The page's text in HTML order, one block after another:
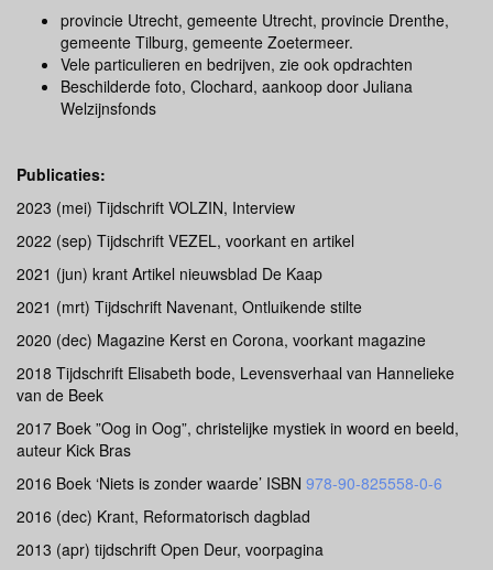
provincie Utrecht, gemeente Utrecht, provincie Drenthe,
gemeente Tilburg, gemeente Zoetermeer.
Vele particulieren en bedrijven, zie ook opdrachten
Beschilderde foto, Clochard, aankoop door Juliana
Welzijnsfonds
Publicaties:
2023 (mei) Tijdschrift VOLZIN, Interview
2022 (sep) Tijdschrift VEZEL, voorkant en artikel
2021 (jun) krant Artikel nieuwsblad De Kaap
2021 (mrt) Tijdschrift Navenant, Ontluikende stilte
2020 (dec) Magazine Kerst en Corona, voorkant magazine
2018 Tijdschrift Elisabeth bode, Levensverhaal van Hannelieke
van de Beek
2017 Boek ”Oog in Oog”, christelijke mystiek in woord en beeld,
auteur Kick Bras
2016 Boek ‘Niets is zonder waarde’ ISBN 978-90-825558-0-6
2016 (dec) Krant, Reformatorisch dagblad
2013 (apr) tijdschrift Open Deur, voorpagina